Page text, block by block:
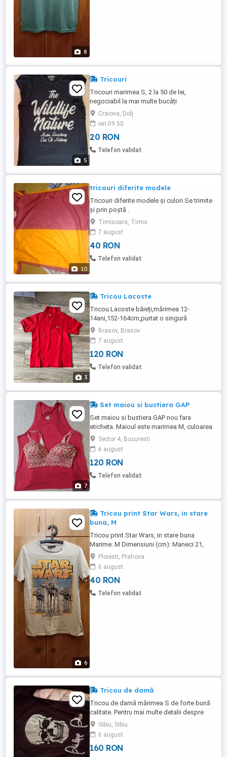
8
5
Tricouri
Tricouri marimea S, 2 la 50 de lei,
negociabil la mai multe bucăți
Craiova, Dolj
ieri 09:50
20 RON
Telefon validat
10
tricouri diferite modele
Tricouri diferite modele și culori.Se trimite
și prin poștă .
Timisoara, Timis
7 august
40 RON
Telefon validat
3
Tricou Lacoste
Tricou Lacoste băieți,mărimea 12-
14ani,152-164cm,purtat o singură
dată,cumpărat din UK,stare excelentă
Brasov, Brasov
7 august
120 RON
Telefon validat
7
Set maiou si bustiera GAP
Set maiou si bustiera GAP nou fara
eticheta. Maioul este marimea M, culoarea
e un roz zmeuriu, materialul e subtire si
moale. Are o croiala fistichie, e despicat la
spate, materialul e prins doar la ceafa, in
rest e liber, cu spatele gol. Bustiera e
masura L, are imprimeu cu inimioare de
Sector 4, Bucuresti
6 august
120 RON
Telefon validat
6
Tricou print Star Wars, in stare
buna, M
Tricou print Star Wars, in stare buna
Marime: M Dimensiuni (cm): Maneci 21,
Umeri 42, Latime 49, Lungime 65 Marca:
Star Wars Culoare: gri deschis Material:
99% bumbac, 1% poliester
Ploiesti, Prahova
6 august
40 RON
Telefon validat
Tricou de damă
Tricou de damă mărimea S de forte bună
calitate. Pentru mai multe detalii despre
produs puneți întrebări.
Sibiu, Sibiu
6 august
160 RON